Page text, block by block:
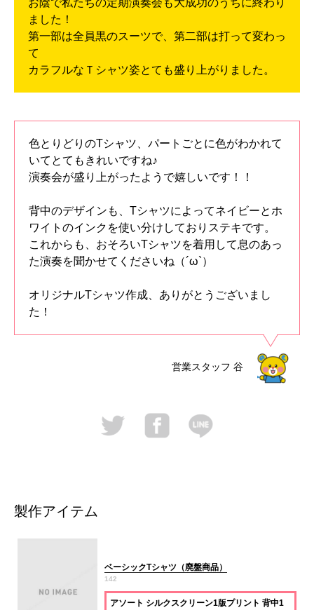
お陰で私たちの定期演奏会も大成功のうちに終わり
ました！
第一部は全員黒のスーツで、第二部は打って変わっ
て
カラフルなＴシャツ姿とても盛り上がりました。
色とりどりのTシャツ、パートごとに色がわかれて
いてとてもきれいですね♪
演奏会が盛り上がったようで嬉しいです！！
背中のデザインも、Tシャツによってネイビーとホ
ワイトのインクを使い分けしておりステキです。
これからも、おそろいTシャツを着用して息のあっ
た演奏を聞かせてくださいね（´ω`）
オリジナルTシャツ作成、ありがとうございまし
た！
営業スタッフ 谷
製作アイテム
ベーシックTシャツ（廃盤商品）
142
アソート シルクスクリーン1版プリント 背中1